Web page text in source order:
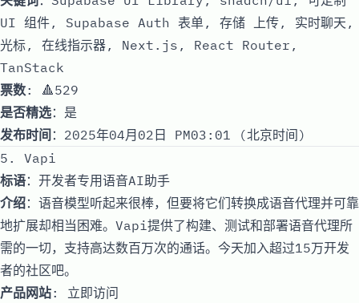
UI 组件, Supabase Auth 表单, 存储 上传, 实时聊天,
光标, 在线指示器, Next.js, React Router,
TanStack
票数: 🔺529
是否精选：是
发布时间 ：2025年04月02日 PM03:01 (北京时间)
5. Vapi
标语：开发者专用语音AI助手
介绍：语音模型听起来很棒，但要将它们转换成语音代理并可靠
地扩展却相当困难。Vapi提供了构建、测试和部署语音代理所
需的一切，支持高达数百万次的通话。今天加入超过15万开发
者的社区吧。
产品网站: 立即访问